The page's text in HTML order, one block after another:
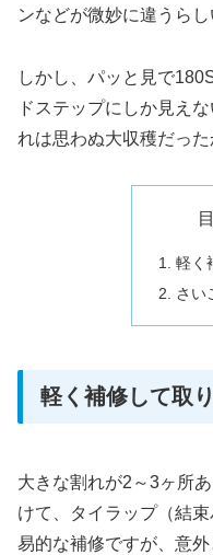
ンなどが微妙に違うらし
しかし、パッと見で
ドステップにしか見え
れは思わぬ大収穫だった
軽く
さい
軽く補修して取
大きな割れが2～3ヶ所
けて、タイラップ（結
易的な補修ですが、意